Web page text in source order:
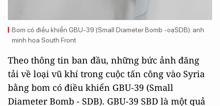
Bom có điều khiển GBU-39 (Small Diameter Bomb -oạSDB). anh
minh họa South Front
Theo thông tin ban đầu, những bức ảnh đăng
tải về loại vũ khí trong cuộc tấn công vào Syria
bằng bom có điều khiển GBU-39 (Small
Diameter Bomb - SDB). GBU-39 SBD là một quả